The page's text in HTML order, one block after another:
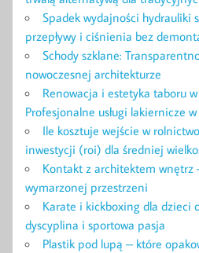
Spadek wydajności hydrauliki
przepływy i ciśnienia bez
Schody szklane:
nowoczesnej architekturze
Renowacja i estetyka taboru
Profesjonalne usługi lakiernicze
Ile kosztuje wejście w
inwestycji (roi) dla średniej
Kontakt z architektem wnętrz
wymarzonej przestrzeni
Karate i kickboxing dla dzieci
dyscyplina i sportowa pasja
Plastik pod lupą – które